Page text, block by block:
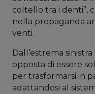
coltello tra i denti”,
nella propaganda
venti.
Dall’estrema
opposta di essere
per trasformarsi in
adattandosi al